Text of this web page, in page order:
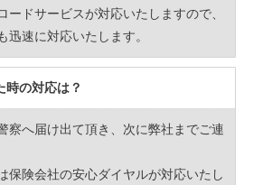
ードサービスが対応いたしますので、
迅速に対応いたします。
時の対応は？
察へ届け出て頂き、次に弊社までご連
保険会社の安心ダイヤルが対応いたし